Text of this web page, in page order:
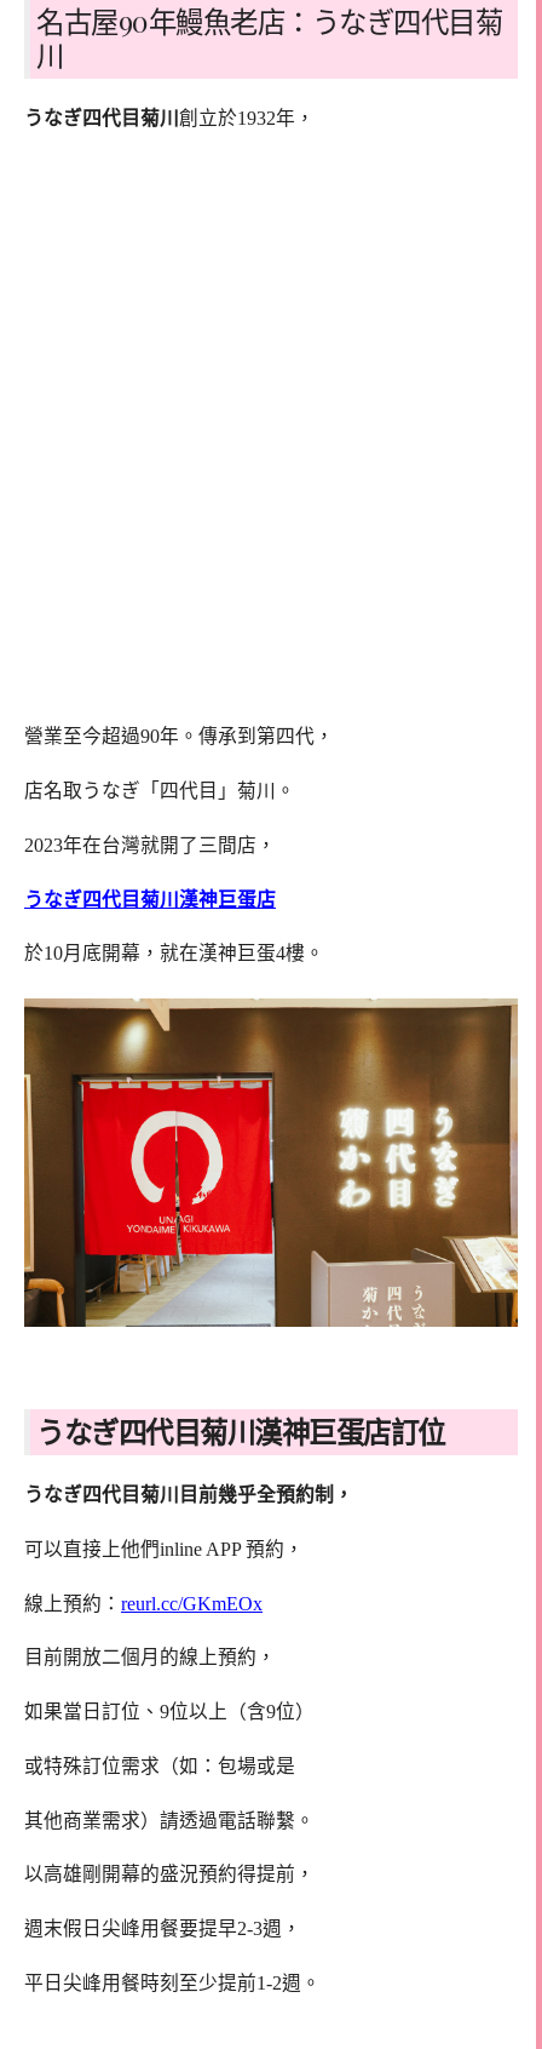
名古屋90年鰻魚老店：うなぎ四代目菊
川
うなぎ四代目菊川 創立於1932年，
營業至今超過90年。傳承到第四代，
店名取うなぎ「四代目」菊川。
2023年在台灣就開了三間店，
うなぎ四代目菊川漢神巨蛋店
於10月底開幕，就在漢神巨蛋4樓。
うなぎ四代目菊川漢神巨蛋店訂位
うなぎ四代目菊川目前幾乎全預約制，
可以直接上他們inline APP 預約，
線上預約： reurl.cc/GKmEOx
目前開放二個月的線上預約，
如果當日訂位、9位以上（含9位）
或特殊訂位需求（如：包場或是
其他商業需求）請透過電話聯繫。
以高雄剛開幕的盛況預約得提前，
週末假日尖峰用餐要提早2-3週，
平日尖峰用餐時刻至少提前1-2週。